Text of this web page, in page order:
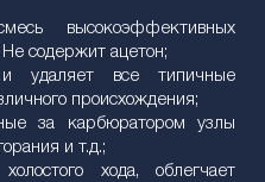
высокоэффективных
содержит ацетон;
удаляет все типичные
происхождения;
за карбюратором узлы
и т.д.;
хода, облегчает